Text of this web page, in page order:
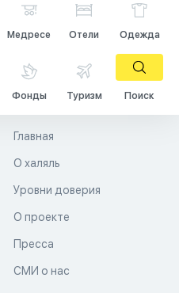
Медресе Отели Одежда
Фонды Туризм Поиск
Главная
О халяль
Уровни доверия
О проекте
Пресса
СМИ о нас